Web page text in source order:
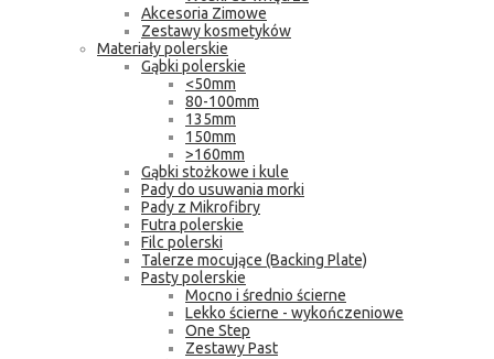
Akcesoria Zimowe
Zestawy kosmetyków
Materiały polerskie
Gąbki polerskie
<50mm
80-100mm
135mm
150mm
>160mm
Gąbki stożkowe i kule
Pady do usuwania morki
Pady z Mikrofibry
Futra polerskie
Filc polerski
Talerze mocujące (Backing Plate)
Pasty polerskie
Mocno i średnio ścierne
Lekko ścierne - wykończeniowe
One Step
Zestawy Past